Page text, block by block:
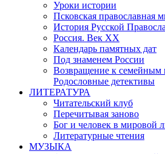
Уроки истории
Псковская православная
История Русской
Россия. Век ХХ
Календарь памятных дат
Под знаменем России
Возвращение к семейным
Родословные детективы
ЛИТЕРАТУРА
Читательский клуб
Перечитывая заново
Бог и человек в мировой
Литературные чтения
МУЗЫКА